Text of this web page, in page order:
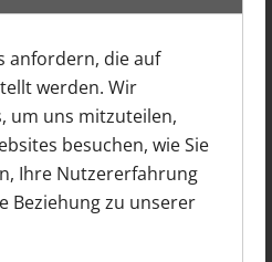
anfordern, die auf
werden. Wir
um uns mitzuteilen,
besuchen, wie Sie
Ihre Nutzererfahrung
Beziehung zu unserer